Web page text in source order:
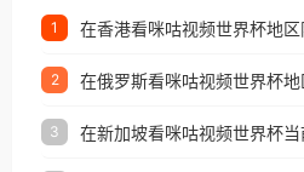
1
2
3